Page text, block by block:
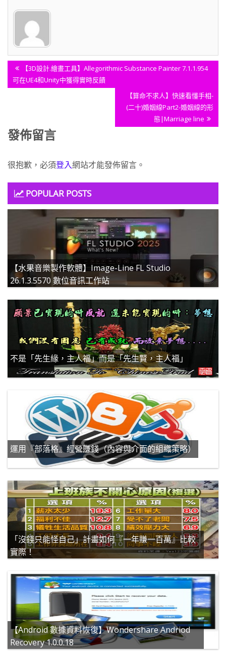
文
章
Previous
Post:
【3D設計.繪畫工具】Allegorithmic Substance Painter 7.1.1.954
可在UE4和Unity中獲得實時反饋
Next
Post:
【算命不求人】快速看懂手相-
(二十)婚姻線Part2-婚姻線的形
態|Marriage line
發佈留言
很抱歉，必須登入網站才能發佈留言。
POPULAR POSTS
【水果音樂製作軟體】Image-Line FL Studio
26.1.3.5570 數位音訊工作站
不是「先生緣，主人福」而是「先生賢，主人福」
運用『部落格』經營賺錢（內容與介面的組織策略）
「沒錢只能怪自己」計畫如何『一年賺一百萬』比較
實際！
【Android 數據資料恢復】Wondershare Andriod
Recovery 1.0.0.18